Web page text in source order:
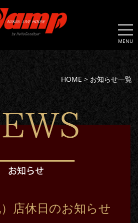
MENU
HOME > お知らせ一覧
店休日のお知らせ